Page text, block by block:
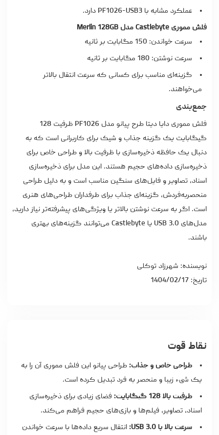
عملکرد مشابه با PF1026-USB3 دارد.
فلش مموری Castlebyte مدل Merlin 128GB
سرعت خواندن: 150 مگابایت بر ثانیه
سرعت نوشتن: 180 مگابایت بر ثانیه
گزینه‌ای مناسب برای کسانی که سرعت انتقال بالاتر
می‌خواهند.
جمع‌بندی
فلش مموری دایا دیتا طرح پیانو مدل PF1026 ظرفیت 128
گیگابایت یک گزینه جذاب و شیک برای کاربرانی است که به
دنبال یک حافظه ذخیره‌سازی با ظرفیت بالا و طراحی خاص برای
ذخیره‌سازی داده‌های حجیم هستند. این مدل برای ذخیره‌سازی
اسناد، تصاویر و فایل‌های سنگین مناسب است و به دلیل طراحی
منحصربه‌فردش، گزینه‌ای جذاب برای طرفداران طراحی‌های هنری
است. اگر به سرعت نوشتن بالاتر یا ویژگی‌های پیشرفته‌تر نیاز دارید،
مدل‌های USB 3.0 یا Castlebyte می‌توانند گزینه‌های بهتری
باشند.
نویسنده: شهرزاد توکلی
تاریخ: 1404/02/17
نقاط قوت
طراحی خاص و جذاب: طراحی پیانو این فلش مموری آن را به
یک شیء زیبا و منحصر به فرد تبدیل کرده است.
ظرفیت بالا 128 گیگابایت:
فضای زیادی برای ذخیره‌سازی
اسناد، تصاویر، فیلم‌ها و بازی‌های حجیم فراهم می‌کند.
سرعت بالا با USB 3.0:
انتقال سریع داده‌ها با سرعت خواندن